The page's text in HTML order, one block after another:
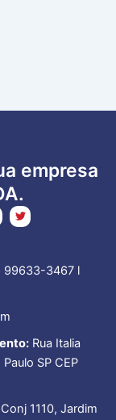
empresa
T
w
i
r
99633-3467 l
Rua Italia
SP CEP
1110, Jardim